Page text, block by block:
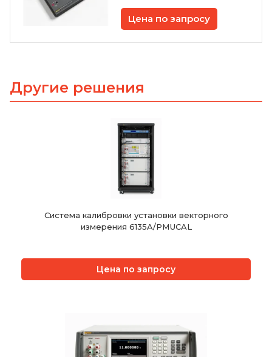
Цена по запросу
Другие решения
Система калибровки установки векторного
измерения 6135A/PMUCAL
Цена по запросу